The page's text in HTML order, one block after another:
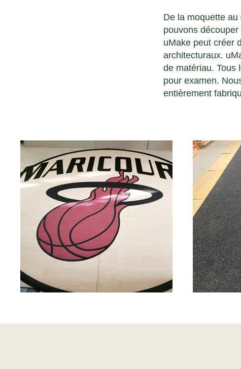
De la moquette
pouvons
uMake peut créer
architecturaux.
de matériau. Tous
pour examen.
entièrement